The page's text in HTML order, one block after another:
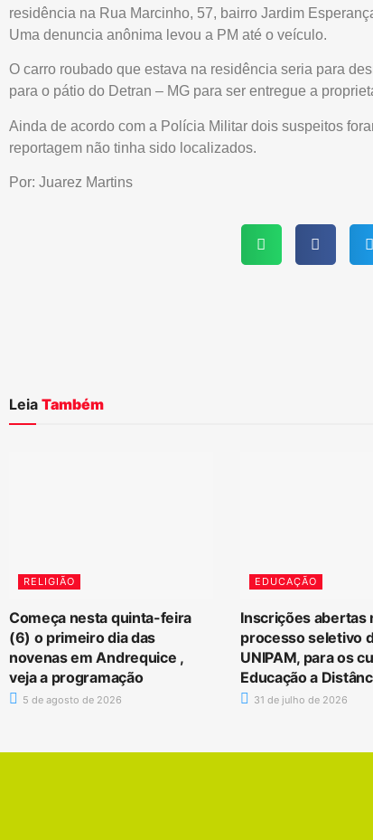
residência na Rua Marcinho, 57, bairro Jardim
Uma denuncia anônima levou a PM até o veículo.
O carro roubado que estava na residência seria para
para o pátio do Detran – MG para ser entregue a
Ainda de acordo com a Polícia Militar dois suspeitos
reportagem não tinha sido localizados.
Por: Juarez Martins
Leia Também
RELIGIÃO
Começa nesta quinta-feira
(6) o primeiro dia das
novenas em Andrequice ,
veja a programação
5 de agosto de 2026
EDUCAÇÃO
Inscrições abertas
processo seletivo
UNIPAM, para os
Educação a
31 de julho de 2026